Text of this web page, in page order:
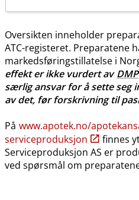
Oversikten inneholder
ATC-registeret. Preparatene
markedsføringstillatelse i
effekt er ikke vurdert avDMP
særlig ansvar for å sette seg
av det, før forskrivning til
På www.apotek.no​/​
serviceproduksjon
finnes
Serviceproduksjon AS er
ved spørsmål om